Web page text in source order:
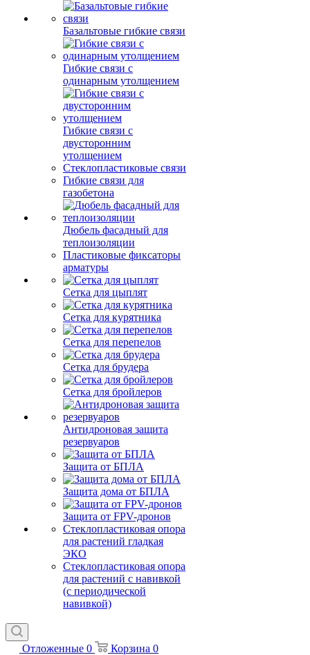
Базальтовые гибкие связи
Гибкие связи с
одинарным утолщением
Гибкие связи с
двусторонним
утолщением
Стеклопластиковые связи
Гибкие связи для
газобетона
Дюбель фасадный для
теплоизоляции
Пластиковые фиксаторы
арматуры
Сетка для цыплят
Сетка для курятника
Сетка для перепелов
Сетка для брудера
Сетка для бройлеров
Антидроновая защита
резервуаров
Защита от БПЛА
Защита дома от БПЛА
Защита от FPV-дронов
Стеклопластиковая опора
для растений гладкая
ЭКО
Стеклопластиковая опора
для растений с навивкой
(с периодической
навивкой)
Отложенные 0 Корзина 0